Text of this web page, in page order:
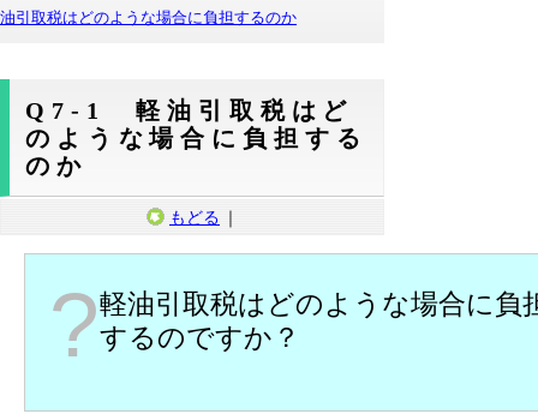
油引取税はどのような場合に負担するのか
Q7-1 軽油引取税はど
のような場合に負担する
のか
もどる ｜
?軽油引取税はどのような場合に負
するのですか？